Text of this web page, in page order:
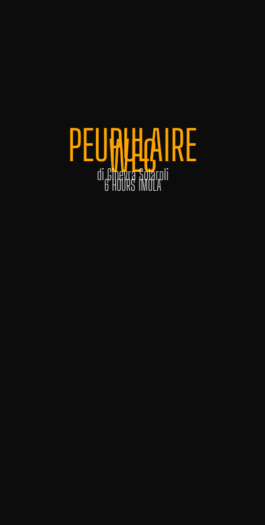
WEC
6 HOURS IMOLA
PEUPULAIRE
di Ginevra Solaroli